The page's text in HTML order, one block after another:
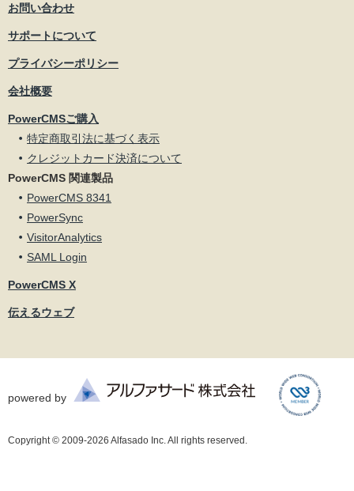
お問い合わせ
サポートについて
プライバシーポリシー
会社概要
PowerCMSご購入
特定商取引法に基づく表示
クレジットカード決済について
PowerCMS 関連製品
PowerCMS 8341
PowerSync
VisitorAnalytics
SAML Login
PowerCMS X
伝えるウェブ
Copyright © 2009-2026 Alfasado Inc. All rights reserved.
powered by